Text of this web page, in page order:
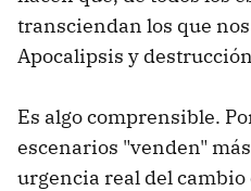
transciendan los que
Apocalipsis y
Es algo comprensible.
escenarios "venden"
urgencia real del